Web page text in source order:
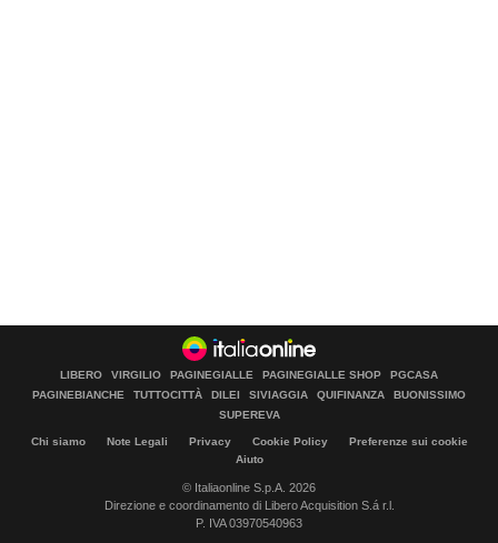
LIBERO VIRGILIO PAGINEGIALLE PAGINEGIALLE SHOP
PGCASA
PAGINEBIANCHE
TUTTOCITTÀ DILEI SIVIAGGIA QUIFINANZA
BUONISSIMO
SUPEREVA
Chi siamo Note Legali Privacy Cookie Policy
Preferenze sui cookie
Aiuto
© Italiaonline S.p.A. 2026
Direzione e coordinamento di Libero Acquisition S.á r.l.
P. IVA 03970540963